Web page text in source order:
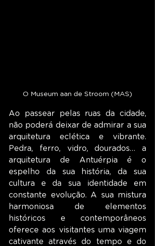
O Museum aan de Stroom (MAS)
Ao passear pelas ruas da cidade,
não poderá deixar de admirar a sua
arquitetura eclética e vibrante.
Pedra, ferro, vidro, dourados… a
arquitetura de Antuérpia é o
espelho da sua história, da sua
cultura e da sua identidade em
constante evolução. A sua mistura
harmoniosa de elementos
históricos e contemporâneos
oferece aos visitantes uma viagem
cativante através do tempo e do